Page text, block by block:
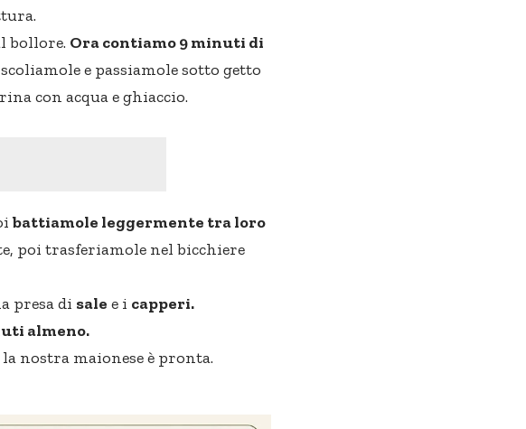
bollore. Ora contiamo 9 minuti di
e passiamole sotto getto
con acqua e ghiaccio.
battiamole leggermente tra loro
poi trasferiamole nel bicchiere
presa di sale e i capperi.
almeno.
nostra maionese è pronta.